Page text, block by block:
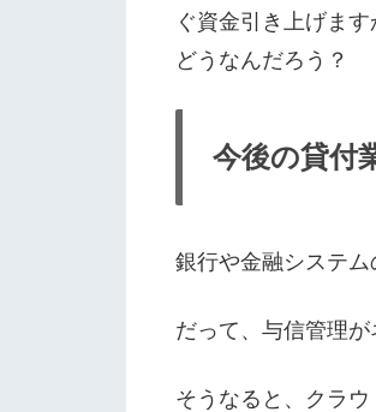
ぐ資金引き上げま
どうなんだろう？
今後の貸付
銀行や金融システ
だって、与信管理
そうなると、クラ